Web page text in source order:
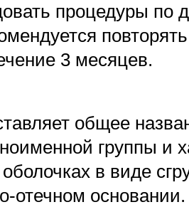
процедуры по
3 месяцев.
общее
группы и
в виде
отечном основании.